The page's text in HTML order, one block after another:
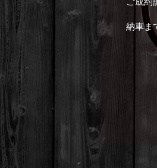
納車ま